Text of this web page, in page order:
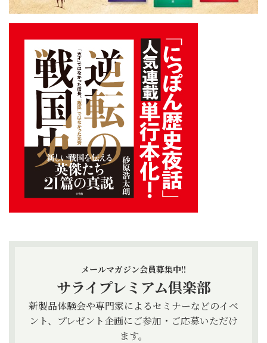
メールマガジン会員募集中!!
サライプレミアム倶楽部
新製品体験会や専門家によるセミナーなどのイベ
ント、プレゼント企画にご参加・ご応募いただけ
ます。